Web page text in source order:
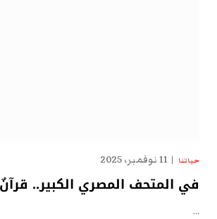
حياتنا 11 نوفمبر، 2025
في المتحف المصري الكبير..
…